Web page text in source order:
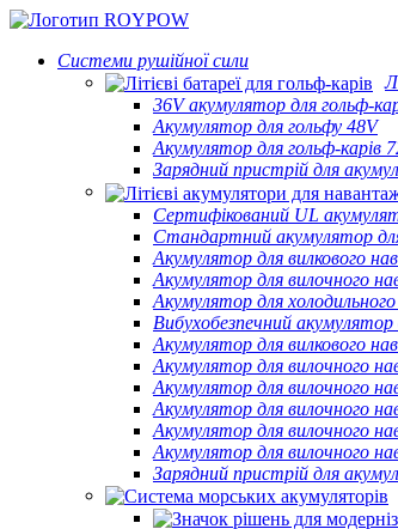
Системи рушійної сили
36V акумулятор для гольф-
Акумулятор для гольфу 48V
Акумулятор для гольф-карів
Зарядний пристрій для
Сертифікований UL
Стандартний акумулятор
Акумулятор для вилкового
Акумулятор для вилочного
Акумулятор для
Вибухобезпечний
Акумулятор для вилкового
Акумулятор для вилочного
Акумулятор для вилочного
Акумулятор для вилочного
Акумулятор для вилочного
Акумулятор для вилочного
Зарядний пристрій для